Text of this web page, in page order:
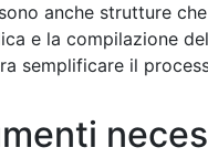
anche strutture
e la compilazione
semplificare il